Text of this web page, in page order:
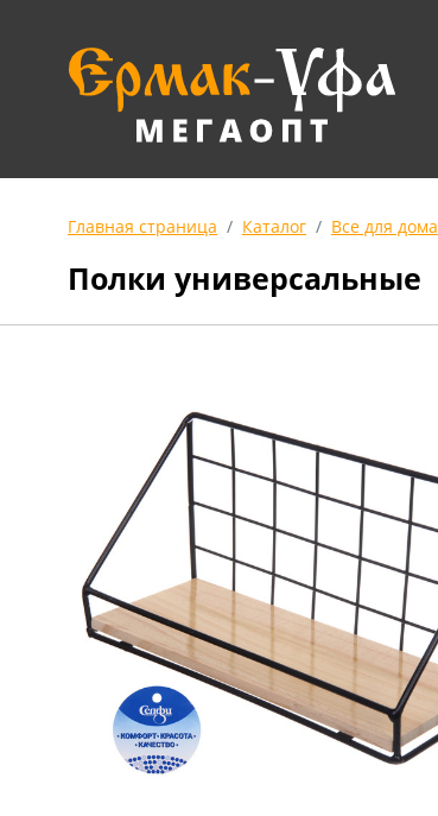
Главная страница Каталог Все для дома
Полки универсальные